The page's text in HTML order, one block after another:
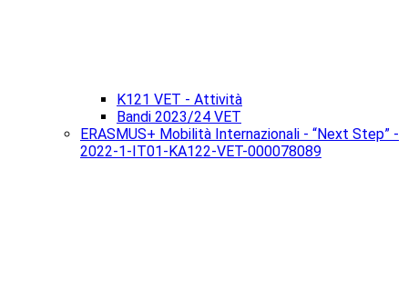
K121 VET - Attività
Bandi 2023/24 VET
ERASMUS+ Mobilità Internazionali - “Next Step” -
2022-1-IT01-KA122-VET-000078089